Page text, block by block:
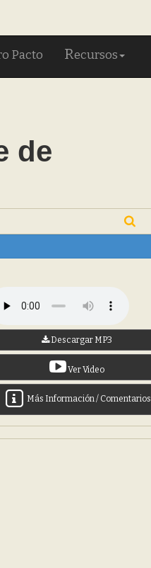
Pacto Recursos
de
Descargar MP3
Ver Video
Más Información / Comentarios